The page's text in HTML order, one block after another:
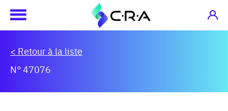
< Retour à la liste
N° 47076